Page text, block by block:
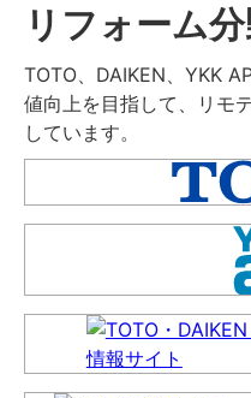
リフォーム
TOTO、DAIKEN、YKK
値向上を目指して、リモ
しています。